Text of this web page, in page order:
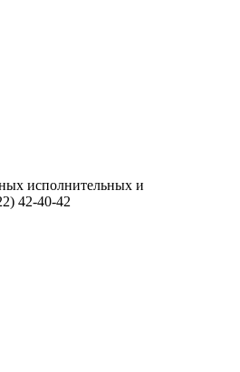
исполнительных и
42-40-42